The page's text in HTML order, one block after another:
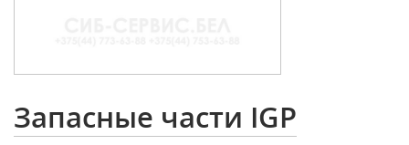
Запасные части IGP